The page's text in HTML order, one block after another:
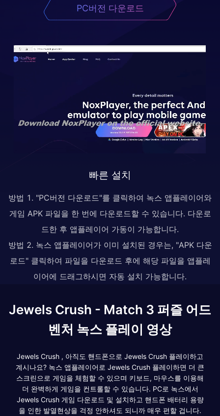
PC버전 다운로드
빠른 설치
방법 1. "PC버전 다운로드"를 클릭하여 녹스 앱플레이어와
게임 APK 파일을 한 번에 다운로드할 수 있습니다. 다운로
드한 후 앱플레이어 가동이 가능합니다.
방법 2. 녹스 앱플레이어가 이미 설치된 경우는, "APK 다운
로드" 클릭하여 파일을 다운로드 후에 해당 파일을 앱플레
이어에 드래그하시면 자동 설치 가능합니다.
Jewels Crush - Match 3 퍼즐 어드
벤처 녹스 플레이 영상
Jewels Crush , 아직도 핸드폰으로 Jewels Crush 플레이하고
계시나요? 녹스 앱플레이어로 Jewels Crush 플레이하면 더 큰
스크린으로 게임을 체험할 수 있으며 키보드, 마우스를 이용해
더 완벽하게 게임을 컨트롤할 수 있습니다. PC로 녹스에서
Jewels Crush 게임 다운로드 및 설치하고 핸드폰 배터리 용량
을 인한 발열현상을 걱정 안하셔도 되니까 매우 편할 겁니다.